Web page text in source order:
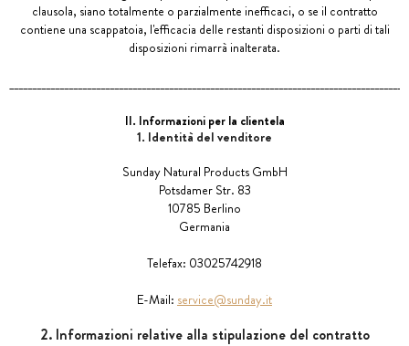
clausola, siano totalmente o parzialmente inefficaci, o se il contratto
contiene una scappatoia, l'efficacia delle restanti disposizioni o parti di tali
disposizioni rimarrà inalterata.
_______________________________________________________________________________________
II. Informazioni per la clientela
1. Identità del venditore
Sunday Natural Products GmbH
Potsdamer Str. 83
10785 Berlino
Germania
Telefax: 03025742918
E-Mail: service@sunday.it
2. Informazioni relative alla stipulazione del contratto